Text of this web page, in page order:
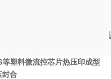
等塑料微流控芯片热压印成型
封合